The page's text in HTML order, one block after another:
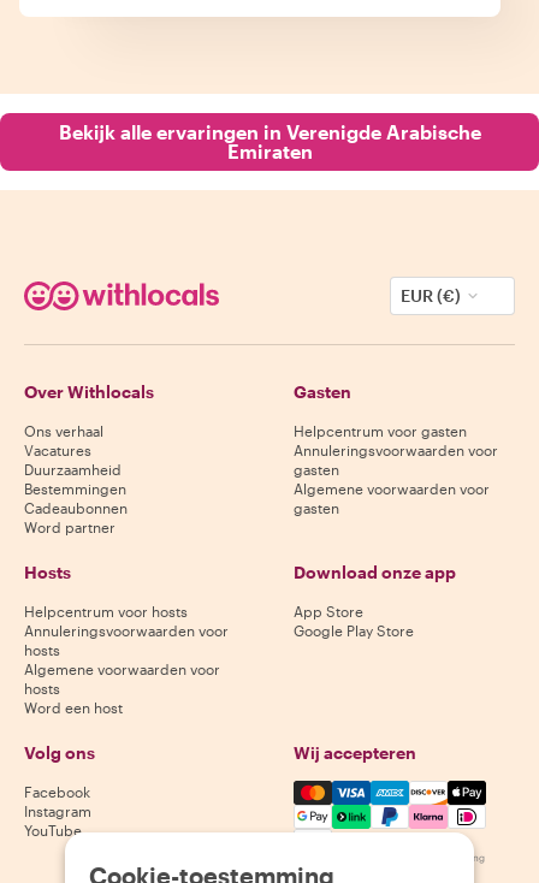
Bekijk alle ervaringen in Verenigde Arabische
Emiraten
EUR (€)
Over Withlocals
Ons verhaal
Vacatures
Duurzaamheid
Bestemmingen
Cadeaubonnen
Word partner
Gasten
Helpcentrum voor gasten
Annuleringsvoorwaarden voor
gasten
Algemene voorwaarden voor
gasten
Hosts
Helpcentrum voor hosts
Annuleringsvoorwaarden voor
hosts
Algemene voorwaarden voor
hosts
Word een host
Download onze app
App Store
Google Play Store
Volg ons
Facebook
Instagram
YouTube
Wij accepteren
Mastercard, Visa, Amex,
Beschikbaarheid varieert per bestemming
Cookie-toestemming